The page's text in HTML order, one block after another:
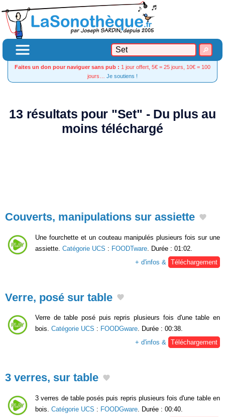
Faites un don pour naviguer sans pub : 1 jour offert, 5€ = 25 jours, 10€ = 100
jours… Je soutiens !
13 résultats pour "Set" - Du plus au
moins téléchargé
Couverts, manipulations sur assiette
Une fourchette et un couteau manipulés plusieurs fois sur une
assiette. Catégorie UCS : FOODTware . Durée : 01:02.
+ d'infos &
Téléchargement
Verre, posé sur table
Verre de table posé puis repris plusieurs fois d'une table en
bois. Catégorie UCS : FOODGware. Durée : 00:38.
+ d'infos & Téléchargement
3 verres, sur table
3 verres de table posés puis repris plusieurs fois d'une table en
bois. Catégorie UCS : FOODGware . Durée : 00:40.